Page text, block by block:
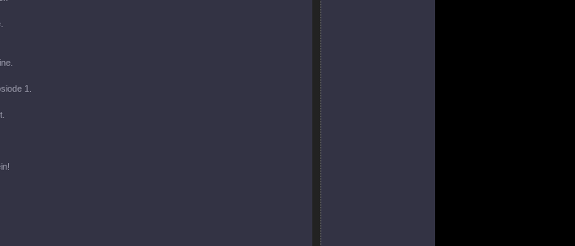
1.